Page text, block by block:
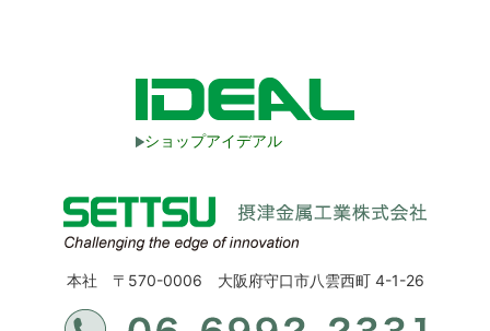
ショップアイデアル
本社 〒570-0006 大阪府守口市八雲西町 4-1-26